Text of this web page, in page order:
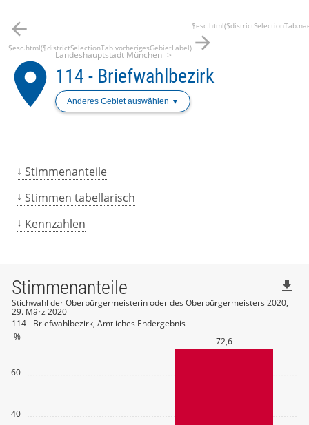
arrow_back
$esc.html($districtSelectionTab.vorherigesGebietLabel) arrow_forward
place
Landeshauptstadt München
114 - Briefwahlbezirk
Anderes Gebiet auswählen
Stimmenanteile
Stimmen tabellarisch
Kennzahlen
40
60
% 72,6
Stimmenanteile
Stichwahl der Oberbürgermeisterin oder des Oberbürgermeisters 2020,
29. März 2020
114 - Briefwahlbezirk, Amtliches Endergebnis
file_download